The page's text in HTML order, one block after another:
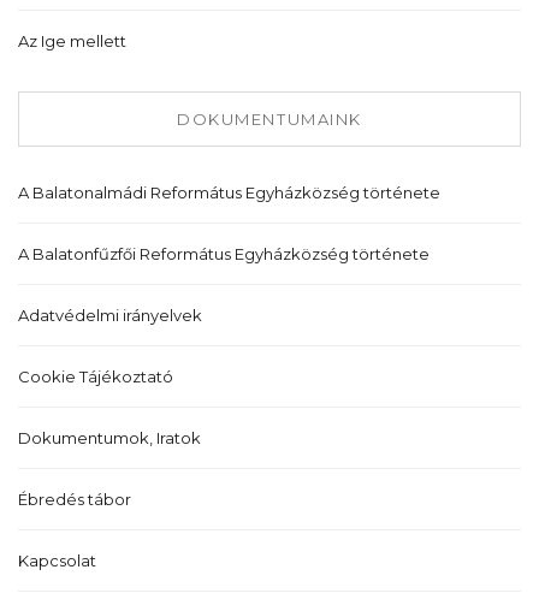
Az Ige mellett
DOKUMENTUMAINK
A Balatonalmádi Református Egyházközség története
A Balatonfűzfői Református Egyházközség története
Adatvédelmi irányelvek
Cookie Tájékoztató
Dokumentumok, Iratok
Ébredés tábor
Kapcsolat